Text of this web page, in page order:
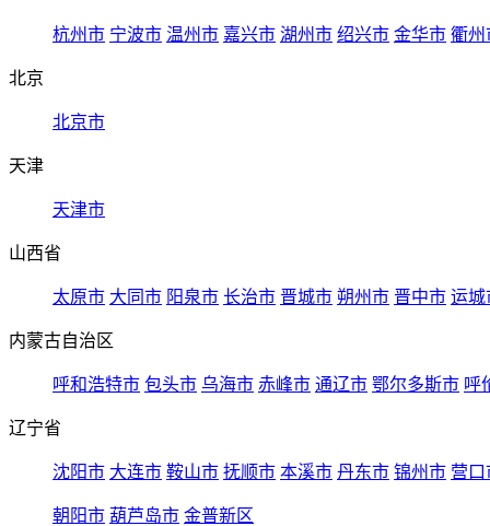
杭州市 宁波市 温州市 嘉兴市 湖州市 绍兴市 金华市 衢州
北京
北京市
天津
天津市
山西省
太原市 大同市 阳泉市 长治市 晋城市 朔州市 晋中市 运城
内蒙古自治区
呼和浩特市 包头市 乌海市 赤峰市 通辽市 鄂尔多斯市 呼
辽宁省
沈阳市 大连市 鞍山市 抚顺市 本溪市 丹东市 锦州市 营口
朝阳市 葫芦岛市 金普新区